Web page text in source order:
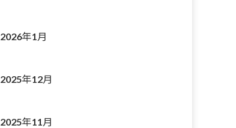
2026年1月
2025年12月
2025年11月